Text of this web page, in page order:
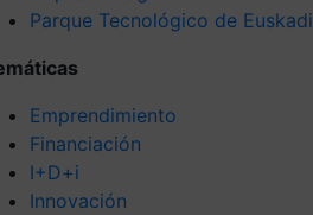
Parque Tecnológico de Euskadi
Emprendimiento
Financiación
I+D+i
Innovación